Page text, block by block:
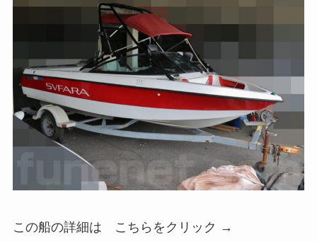
この船の詳細は こちらをクリック →